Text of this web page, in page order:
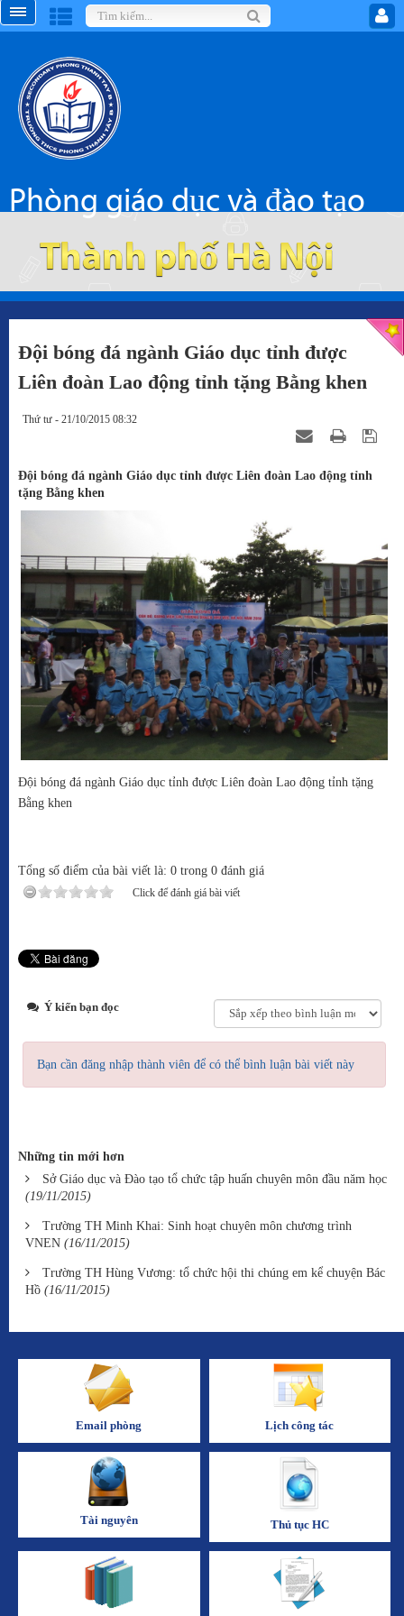
Phòng giáo dục và đào tạo
Thành phố Hà Nội
Đội bóng đá ngành Giáo dục tỉnh được
Liên đoàn Lao động tỉnh tặng Bằng khen
Thứ tư - 21/10/2015 08:32
Đội bóng đá ngành Giáo dục tỉnh được Liên đoàn Lao động tỉnh
tặng Bằng khen
Đội bóng đá ngành Giáo dục tỉnh được Liên đoàn Lao động tỉnh tặng
Bằng khen
Tổng số điểm của bài viết là: 0 trong 0 đánh giá
Click để đánh giá bài viết
Ý kiến bạn đọc
Bạn cần đăng nhập thành viên để có thể bình luận bài viết này
Những tin mới hơn
Sở Giáo dục và Đào tạo tổ chức tập huấn chuyên môn đầu năm học
(19/11/2015)
Trường TH Minh Khai: Sinh hoạt chuyên môn chương trình
VNEN (16/11/2015)
Trường TH Hùng Vương: tổ chức hội thi chúng em kể chuyện Bác
Hồ (16/11/2015)
Email phòng Lịch công tác
Tài nguyên Thủ tục HC